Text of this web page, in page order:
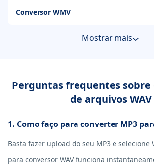
Conversor WMV
Mostrar mais
Perguntas frequentes sobre
de arquivos WAV
1. Como faço para converter MP3
Basta fazer upload do seu MP3 e selecione
para conversor WAVfunciona